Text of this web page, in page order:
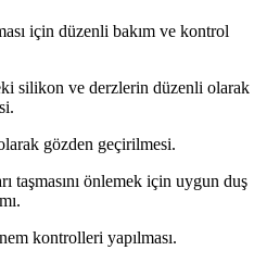
için düzenli bakım ve kontrol
silikon ve derzlerin düzenli olarak
gözden geçirilmesi.
taşmasını önlemek için uygun duş
kontrolleri yapılması.